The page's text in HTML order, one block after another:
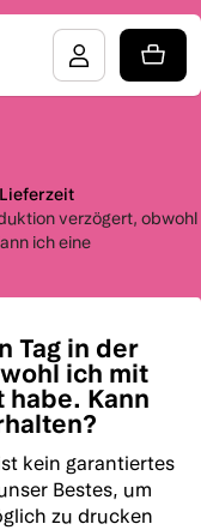
verzögert, obwohl
ich eine
Tag in der
ich mit
Kann
kein garantiertes
Bestes, um
zu drucken